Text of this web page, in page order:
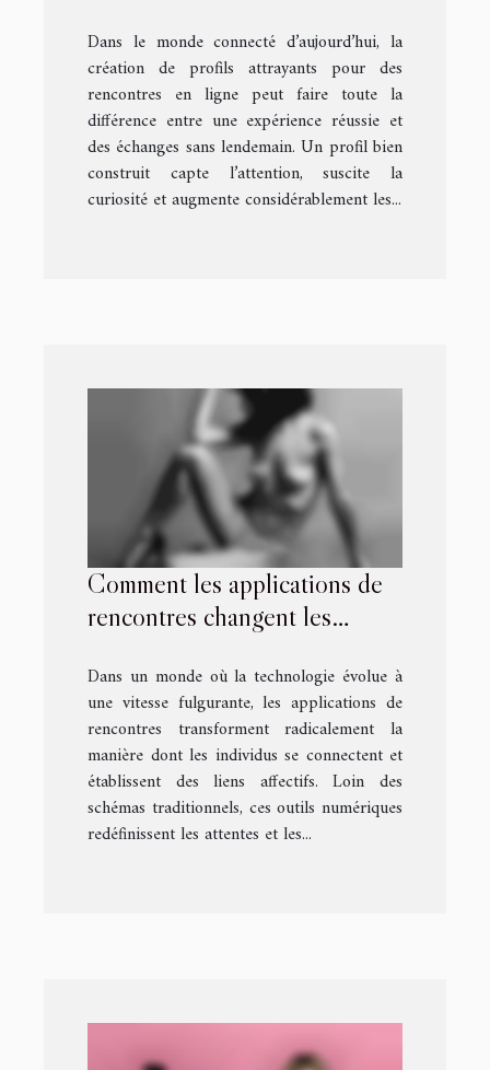
Dans le monde connecté d’aujourd’hui, la
création de profils attrayants pour des
rencontres en ligne peut faire toute la
différence entre une expérience réussie et
des échanges sans lendemain. Un profil bien
construit capte l’attention, suscite la
curiosité et augmente considérablement les...
Comment les applications de
rencontres changent les
Dans un monde où la technologie évolue à
une vitesse fulgurante, les applications de
rencontres transforment radicalement la
manière dont les individus se connectent et
établissent des liens affectifs. Loin des
schémas traditionnels, ces outils numériques
redéfinissent les attentes et les...